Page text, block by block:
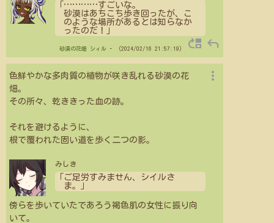
…………すごいな。
砂漠はあちこち歩き回ったが、こ
のような場所があるとは知らなか
ったのだ！」
砂漠の花畑 シィル - （2024/02/16 21:57:19） move_up reply
色鮮やかな多肉質の植物が咲き乱れる砂漠の花
畑。
その所々、乾ききった血の跡。
それを避けるように、
根で覆われた固い道を歩く二つの影。
みしき
「ご足労すみません、シイルさ
ま。」
傍らを歩いていたであろう褐色肌の女性に振り向
いて。
more_vert